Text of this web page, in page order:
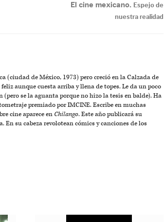
El cine mexicano. Espejo de
nuestra realidad
(ciudad de México, 1973) pero creció en la Calzada de
aunque cuesta arriba y llena de topes. Le da un poco
se la aguanta porque no hizo la tesis en balde). Ha
premiado por IMCINE. Escribe en muchas
cine aparece en Chilango. Este año publicará su
su cabeza revolotean cómics y canciones de los